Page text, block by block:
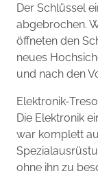
Der Schlüssel
abgebrochen.
öffneten den
neues
und nach den
Elektronik-
Die Elektronik
war komplett
ohne ihn zu